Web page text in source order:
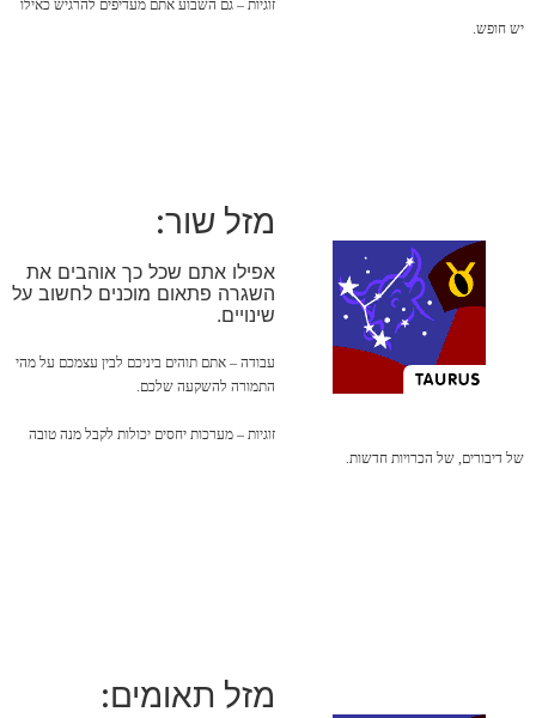
זוגיות – גם השבוע אתם מעדיפים להרגיש כאילו
יש חופש.
מזל שור:
אפילו אתם שכל כך אוהבים את
השגרה פתאום מוכנים לחשוב על
שינויים.
עבודה – אתם תוהים ביניכם לבין עצמכם על מהי
התמורה להשקעה שלכם.
זוגיות – מערכות יחסים יכולות לקבל מנה טובה
של דיבורים, של הכרויות חדשות.
מזל תאומים: